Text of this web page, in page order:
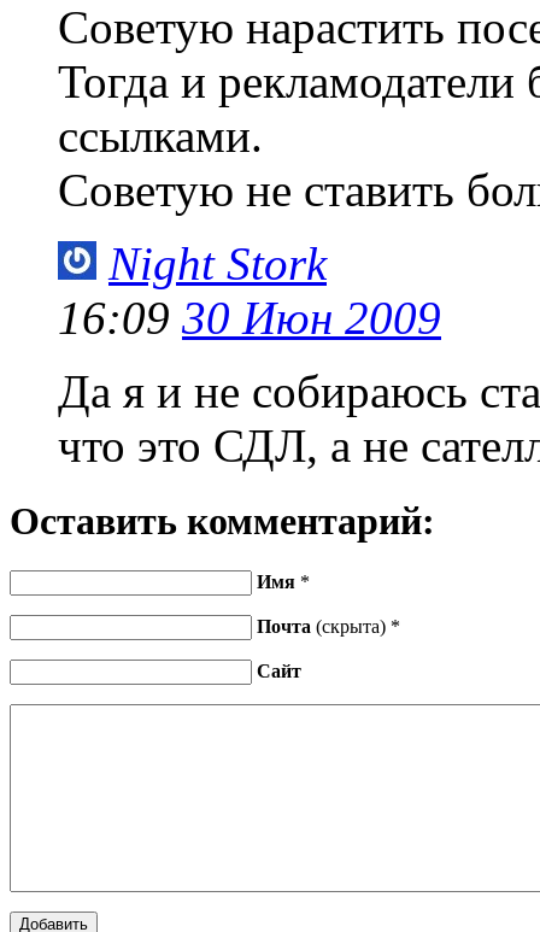
Советую нарастить
Тогда и рекламодатели
ссылками.
Советую не ставить
Night Stork
16:09 30 Июн 2009
Да я и не собираюсь
что это СДЛ, а не
Оставить комментарий:
Имя *
Почта (скрыта) *
Сайт